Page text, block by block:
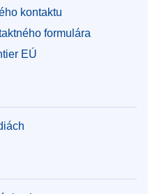
kontaktu
formulára
EÚ